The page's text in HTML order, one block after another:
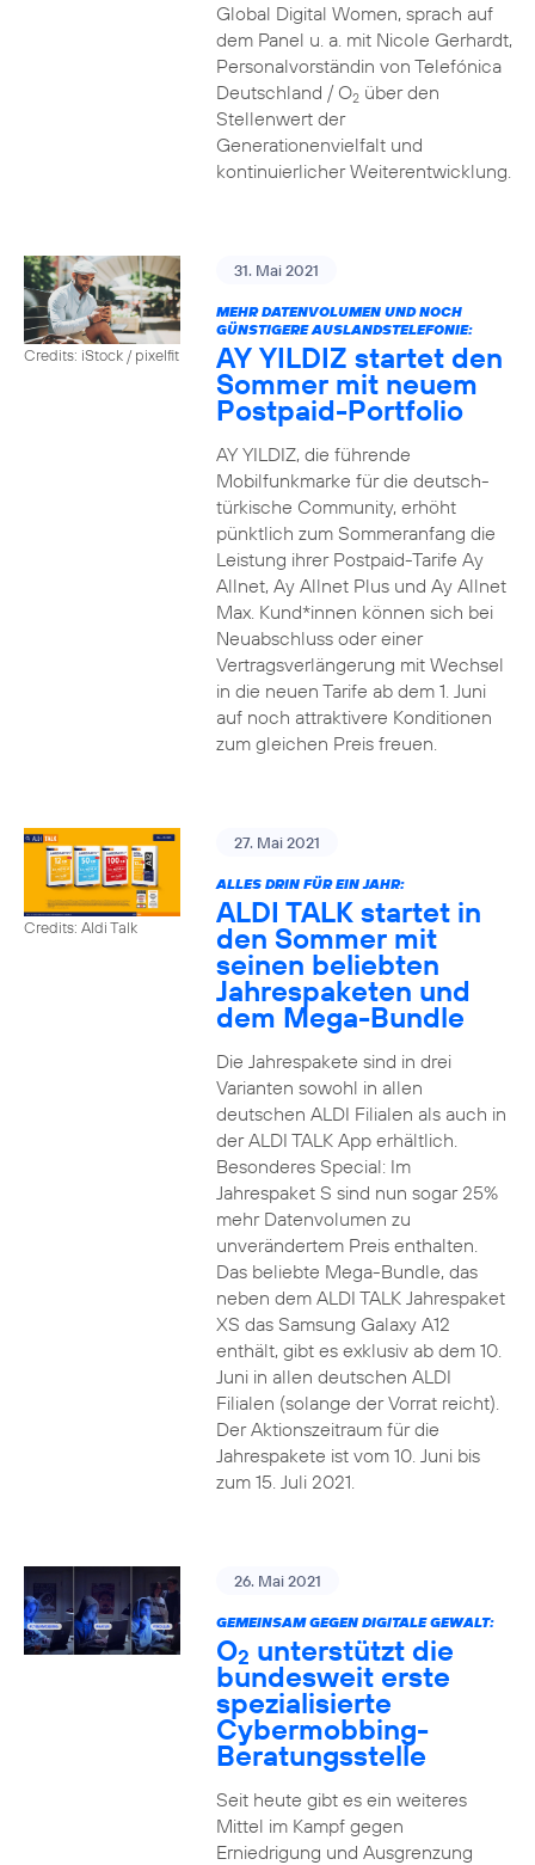
Global Digital Women, sprach auf
dem Panel u. a. mit Nicole Gerhardt,
Personalvorständin von Telefónica
Deutschland / O2über den
Stellenwert der
Generationenvielfalt und
kontinuierlicher Weiterentwicklung.
Credits: iStock / pixelfit
31. Mai 2021
MEHR DATENVOLUMEN UND NOCH
GÜNSTIGERE AUSLANDSTELEFONIE:
AY YILDIZ startet den
Sommer mit neuem
Postpaid-Portfolio
AY YILDIZ, die führende
Mobilfunkmarke für die deutsch-
türkische Community, erhöht
pünktlich zum Sommeranfang die
Leistung ihrer Postpaid-Tarife Ay
Allnet, Ay Allnet Plus und Ay Allnet
Max. Kund*innen können sich bei
Neuabschluss oder einer
Vertragsverlängerung mit Wechsel
in die neuen Tarife ab dem 1. Juni
auf noch attraktivere Konditionen
zum gleichen Preis freuen.
Credits: Aldi Talk
27. Mai 2021
ALLES DRIN FÜR EIN JAHR:
ALDI TALK startet in
den Sommer mit
seinen beliebten
Jahrespaketen und
dem Mega-Bundle
Die Jahrespakete sind in drei
Varianten sowohl in allen
deutschen ALDI Filialen als auch in
der ALDI TALK App erhältlich.
Besonderes Special: Im
Jahrespaket S sind nun sogar 25%
mehr Datenvolumen zu
unverändertem Preis enthalten.
Das beliebte Mega-Bundle, das
neben dem ALDI TALK Jahrespaket
XS das Samsung Galaxy A12
enthält, gibt es exklusiv ab dem 10.
Juni in allen deutschen ALDI
Filialen (solange der Vorrat reicht).
Der Aktionszeitraum für die
Jahrespakete ist vom 10. Juni bis
zum 15. Juli 2021.
26. Mai 2021
GEMEINSAM GEGEN DIGITALE GEWALT:
O2 unterstützt die
bundesweit erste
spezialisierte
Cybermobbing-
Beratungsstelle
Seit heute gibt es ein weiteres
Mittel im Kampf gegen
Erniedrigung und Ausgrenzung